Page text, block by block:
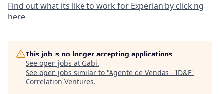
Find out what its like to work for Experian by clicking
here
This job is no longer accepting applications
See open jobs at Gabi.
See open jobs similar to "Agente de Vendas - ID&F"
Correlation Ventures.